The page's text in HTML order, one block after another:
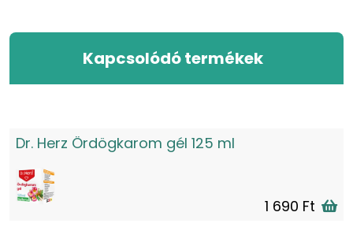
Kapcsolódó termékek
Dr. Herz Ördögkarom gél 125 ml
1 690 Ft